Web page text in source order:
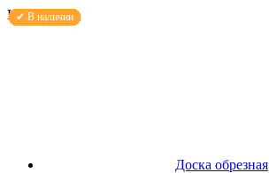
Каталог
Доска обрезная